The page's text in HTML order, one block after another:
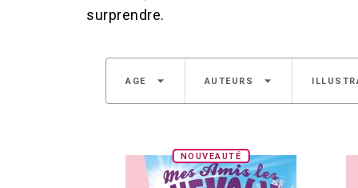
surprendre.
AGE arrow_drop_down AUTEURS arrow_drop_down
NOUVEAUTÉ